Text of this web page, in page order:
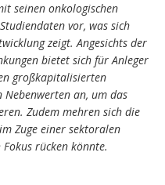
seinen onkologischen
vor, was sich
zeigt. Angesichts der
bietet sich für Anleger
großkapitalisierten
an, um das
Zudem mehren sich die
Zuge einer sektoralen
rücken könnte.